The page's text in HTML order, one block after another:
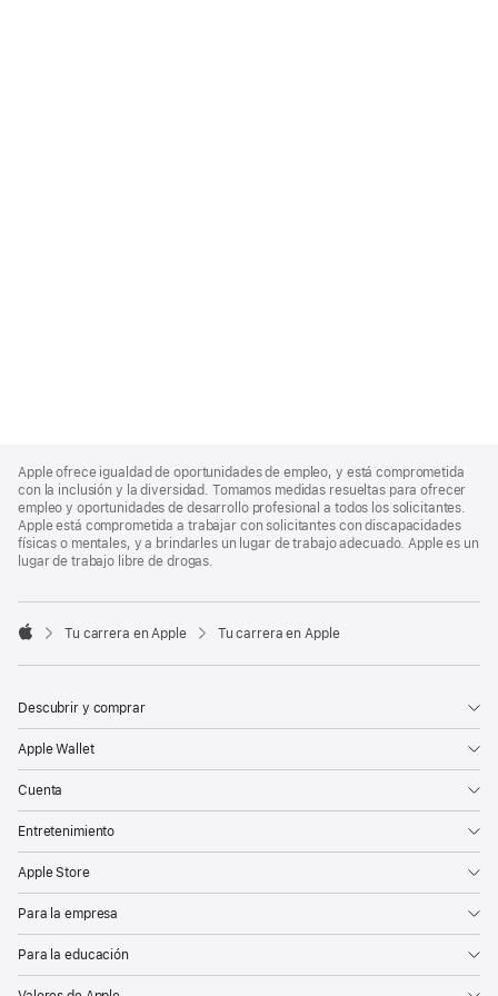
Footer
Apple ofrece igualdad de oportunidades de empleo, y está comprometida
con la inclusión y la diversidad. Tomamos medidas resueltas para ofrecer
empleo y oportunidades de desarrollo profesional a todos los solicitantes.
Apple está comprometida a trabajar con solicitantes con discapacidades
físicas o mentales, y a brindarles un lugar de trabajo adecuado. Apple es un
lugar de trabajo libre de drogas.

Tu carrera en Apple Tu carrera en Apple
Descubrir y comprar
Apple Wallet
Cuenta
Entretenimiento
Apple Store
Para la empresa
Para la educación